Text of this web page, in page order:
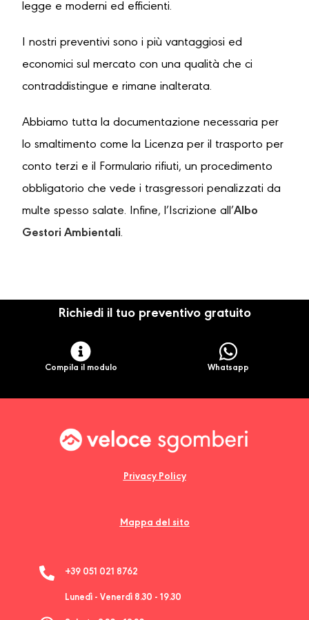
legge e moderni ed efficienti.
I nostri preventivi sono i più vantaggiosi ed
economici sul mercato con una qualità che ci
contraddistingue e rimane inalterata.
Abbiamo tutta la documentazione necessaria per
lo smaltimento come la Licenza per il trasporto per
conto terzi e il Formulario rifiuti, un procedimento
obbligatorio che vede i trasgressori penalizzati da
multe spesso salate. Infine, l’Iscrizione all’Albo
Gestori Ambientali.
Richiedi il tuo preventivo gratuito
Compila il modulo Whatsapp
Privacy Policy
Mappa del sito
+39 051 021 8762
Lunedì - Venerdì 8.30 - 19.30